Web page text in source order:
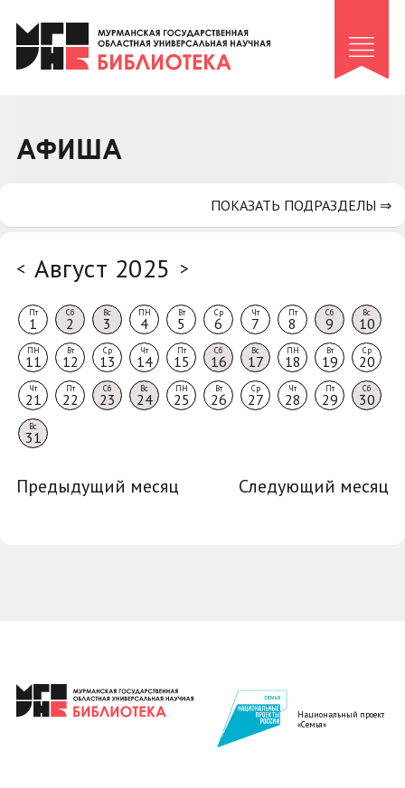
Клуб «Гиря и сельдерей»
Клуб «Семейный архив»
Коллегам
АФИША
< Август 2025 >
Пт
1
Сб
2
Вс
3
ПН
4
Вт
5
Ср
6
Чт
7
Пт
8
Сб
9
Вс
10
ПН
11
Вт
12
Ср
13
Чт
14
Пт
15
Сб
16
Вс
17
ПН
18
Вт
19
Ср
20
Чт
21
Пт
22
Сб
23
Вс
24
ПН
25
Вт
26
Ср
27
Чт
28
Пт
29
Сб
30
Вс
31
Предыдущий месяц Следующий месяц
ПОКАЗАТЬ ПОДРАЗДЕЛЫ ⇒
Национальный проект
«Семья»